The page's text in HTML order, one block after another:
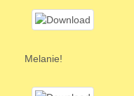
Melanie!